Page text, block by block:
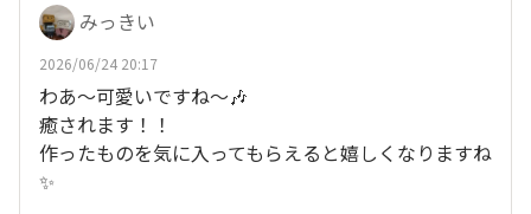
みっきい
2026/06/24 20:17
わあ～可愛いですね～🎶
癒されます！！
作ったものを気に入ってもらえると嬉しくなりますね
✨️